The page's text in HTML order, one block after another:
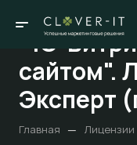
"1С-
сайтом".
Эксперт
Главная — Лицензии